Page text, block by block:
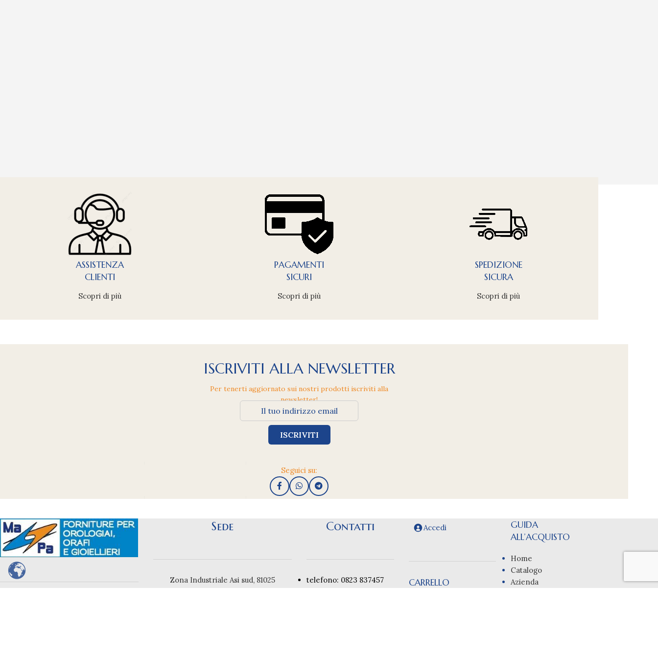
ASSISTENZA
CLIENTI
Scopri di più
PAGAMENTI
SICURI
Scopri di più
SPEDIZIONE
SICURA
Scopri di più
ISCRIVITI ALLA NEWSLETTER
Per tenerti aggiornato sui nostri prodotti iscriviti alla
newsletter!
Seguici su:
Sede
Zona Industriale Asi sud, 81025
Contatti
telefono: 0823 837457
Accedi
CARRELLO
GUIDA
ALL’ACQUISTO
Home
Catalogo
Azienda